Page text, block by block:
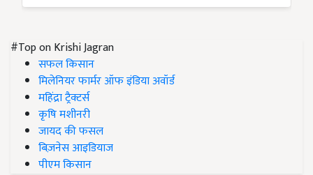
#Top on Krishi Jagran
सफल किसान
मिलेनियर फार्मर ऑफ इंडिया अवॉर्ड
महिंद्रा ट्रैक्टर्स
कृषि मशीनरी
जायद की फसल
बिज़नेस आइडियाज
पीएम किसान